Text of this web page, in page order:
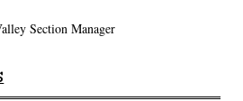
Section Manager